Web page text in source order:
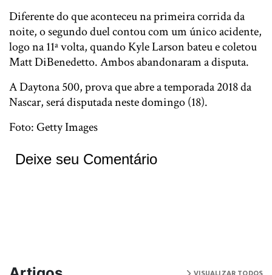
Diferente do que aconteceu na primeira corrida da
noite, o segundo duel contou com um único acidente,
logo na 11ª volta, quando Kyle Larson bateu e coletou
Matt DiBenedetto. Ambos abandonaram a disputa.
A Daytona 500, prova que abre a temporada 2018 da
Nascar, será disputada neste domingo (18).
Foto: Getty Images
Deixe seu Comentário
VISUALIZAR TODOS